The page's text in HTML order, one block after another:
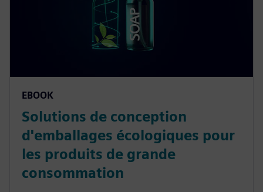
EBOOK
Solutions de conception
d'emballages écologiques pour
les produits de grande
consommation